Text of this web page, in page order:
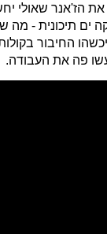
הז'אנר שאולי
ים תיכונית - מה
החיבור
פה את העבודה.